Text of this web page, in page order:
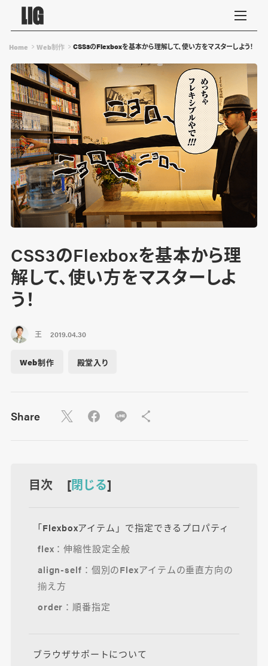
Home Web制作 CSS3のFlexboxを基本から理解して、使い方をマスターしよう！
CSS3のFlexboxを基本から理
解して、使い方をマスターしよ
う！
王 2019.04.30
Web制作 殿堂入り
Share
目次 [閉じる]
「Flexboxアイテム」で指定できるプロパティ
flex：伸縮性設定全般
align-self：個別のFlexアイテムの垂直方向の
揃え方
order：順番指定
ブラウザサポートについて